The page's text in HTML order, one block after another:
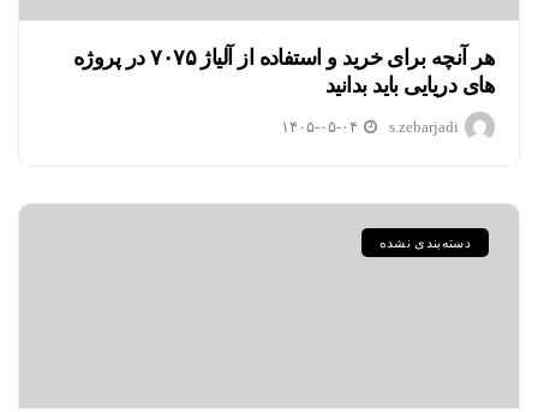
هر آنچه برای خرید و استفاده از آلیاژ ۷۰۷۵ در پروژه
های دریایی باید بدانید
s.zebarjadi ۱۴۰۵-۰۵-۰۴
دسته‌بندی نشده